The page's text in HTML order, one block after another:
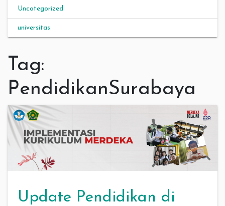
Uncategorized
universitas
Tag:
PendidikanSurabaya
Update Pendidikan di